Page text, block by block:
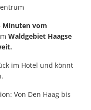
Minuten vom
Waldgebiet Haagse
im Hotel und könnt
Von Den Haag bis